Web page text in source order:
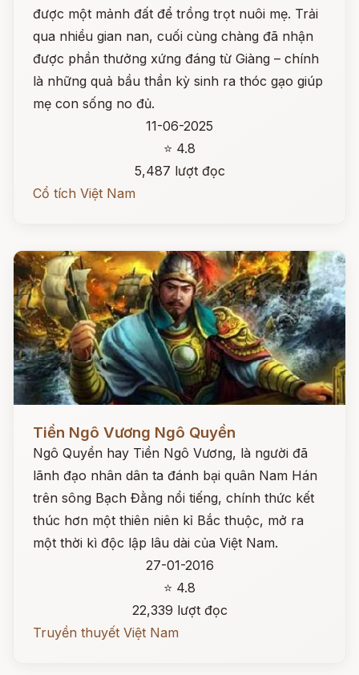
được một mảnh đất để trồng trọt nuôi mẹ. Trải
qua nhiều gian nan, cuối cùng chàng đã nhận
được phần thưởng xứng đáng từ Giàng – chính
là những quả bầu thần kỳ sinh ra thóc gạo giúp
mẹ con sống no đủ.
11-06-2025
⭐ 4.8
5,487 lượt đọc
Cổ tích Việt Nam
Đọc ngay
Tiền Ngô Vương Ngô Quyền
Ngô Quyền hay Tiền Ngô Vương, là người đã
lãnh đạo nhân dân ta đánh bại quân Nam Hán
trên sông Bạch Đằng nổi tiếng, chính thức kết
thúc hơn một thiên niên kỉ Bắc thuộc, mở ra
một thời kì độc lập lâu dài của Việt Nam.
27-01-2016
⭐ 4.8
22,339 lượt đọc
Truyền thuyết Việt Nam